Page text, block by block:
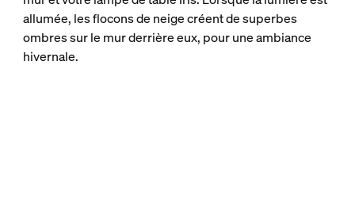
allumée, les flocons de neige créent de superbes
ombres sur le mur derrière eux, pour une ambiance
hivernale.